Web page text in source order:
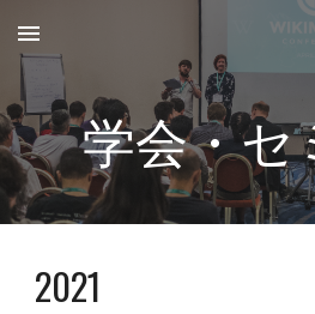
Skip to main content
学会・セ
2021